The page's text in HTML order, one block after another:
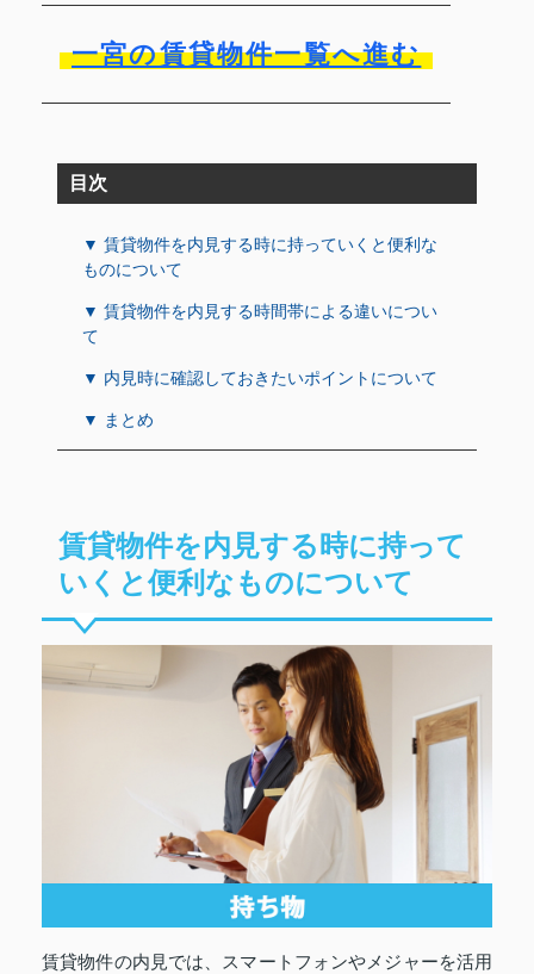
一宮の賃貸物件一覧へ進む
目次
▼ 賃貸物件を内見する時に持っていくと便利な
ものについて
▼ 賃貸物件を内見する時間帯による違いについ
て
▼ 内見時に確認しておきたいポイントについて
▼ まとめ
賃貸物件を内見する時に持って
いくと便利なものについて
賃貸物件の内見では、スマートフォンやメジャーを活用